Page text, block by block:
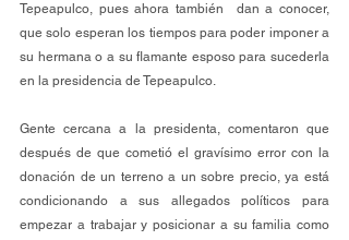
Tepeapulco, pues ahora también  dan a conocer,
que solo esperan los tiempos para poder imponer a
su hermana o a su flamante esposo para sucederla
en la presidencia de Tepeapulco.
Gente cercana a la presidenta, comentaron que
después de que cometió el gravísimo error con la
donación de un terreno a un sobre precio, ya está
condicionando a sus allegados políticos para
empezar a trabajar y posicionar a su familia como